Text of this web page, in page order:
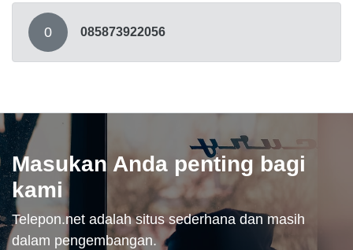
0 085873922056
Masukan Anda penting bagi
kami
Telepon.net adalah situs sederhana dan masih
dalam pengembangan.